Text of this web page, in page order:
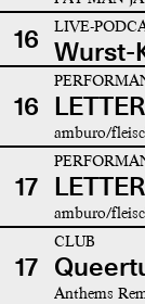
16 LIVE-
Wurst-
16
amburo/
17
amburo/
17
CLUB
Anthems